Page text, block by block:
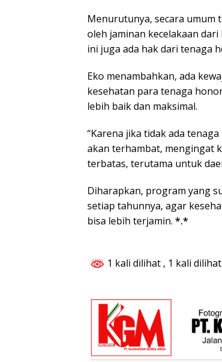
Menurutunya, secara umum
oleh jaminan kecelakaan
ini juga ada hak dari tenaga
Eko menambahkan, ada
kesehatan para tenaga
lebih baik dan maksimal.
“Karena jika tidak ada
akan terhambat, mengingat
terbatas, terutama untuk
Diharapkan, program yang
setiap tahunnya, agar
bisa lebih terjamin. *.*
1 kali dilihat , 1 kali